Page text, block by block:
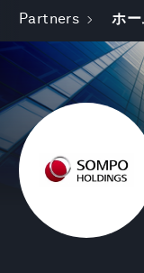
Partners ホー